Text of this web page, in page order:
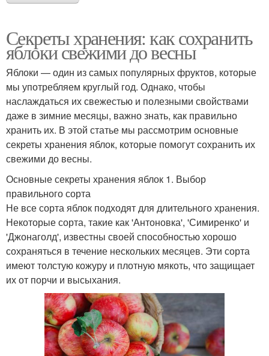
Секреты хранения: как сохранить
яблоки свежими до весны
Яблоки — один из самых популярных фруктов, которые
мы употребляем круглый год. Однако, чтобы
наслаждаться их свежестью и полезными свойствами
даже в зимние месяцы, важно знать, как правильно
хранить их. В этой статье мы рассмотрим основные
секреты хранения яблок, которые помогут сохранить их
свежими до весны.
Основные секреты хранения яблок 1. Выбор
правильного сорта
Не все сорта яблок подходят для длительного хранения.
Некоторые сорта, такие как 'Антоновка', 'Симиренко' и
'Джонаголд', известны своей способностью хорошо
сохраняться в течение нескольких месяцев. Эти сорта
имеют толстую кожуру и плотную мякоть, что защищает
их от порчи и высыхания.